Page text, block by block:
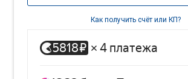
Как получить счёт или КП?